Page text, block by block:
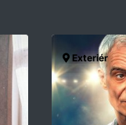
Exteriér